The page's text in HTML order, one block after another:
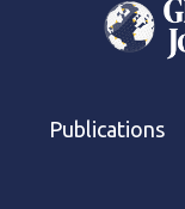
Publications